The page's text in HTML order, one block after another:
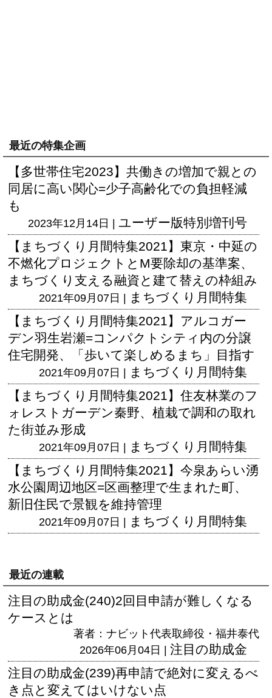
最近の特集企画
【多世帯住宅2023】共働きの増加で親との
同居に高い関心=少子高齢化での負担軽減
も
2023年12月14日 | ユーザー版特別増刊号
【まちづくり月間特集2021】東京・中延の
不燃化プロジェクトとM要除却の基準案、
まちづくり支える融資と建て替えの枠組み
2021年09月07日 | まちづくり月間特集
【まちづくり月間特集2021】アルコガー
デン羽生岩瀬=コンパクトシティ内の分譲
住宅開発、「歩いて楽しめるまち」目指す
2021年09月07日 | まちづくり月間特集
【まちづくり月間特集2021】住友林業のフ
ォレストガーデン秦野、植栽で調和の取れ
た街並み形成
2021年09月07日 | まちづくり月間特集
【まちづくり月間特集2021】今泉あらい湧
水公園周辺地区=区画整理で生まれた町、
新旧住民で景観を維持管理
2021年09月07日 | まちづくり月間特集
最近の連載
注目の助成金(240)2回目申請が難しくなる
ケースとは
著者：ナビット代表取締役・福井泰代
2026年06月04日 | 注目の助成金
注目の助成金(239)再申請で絶対に変えるべ
き点と変えてはいけない点